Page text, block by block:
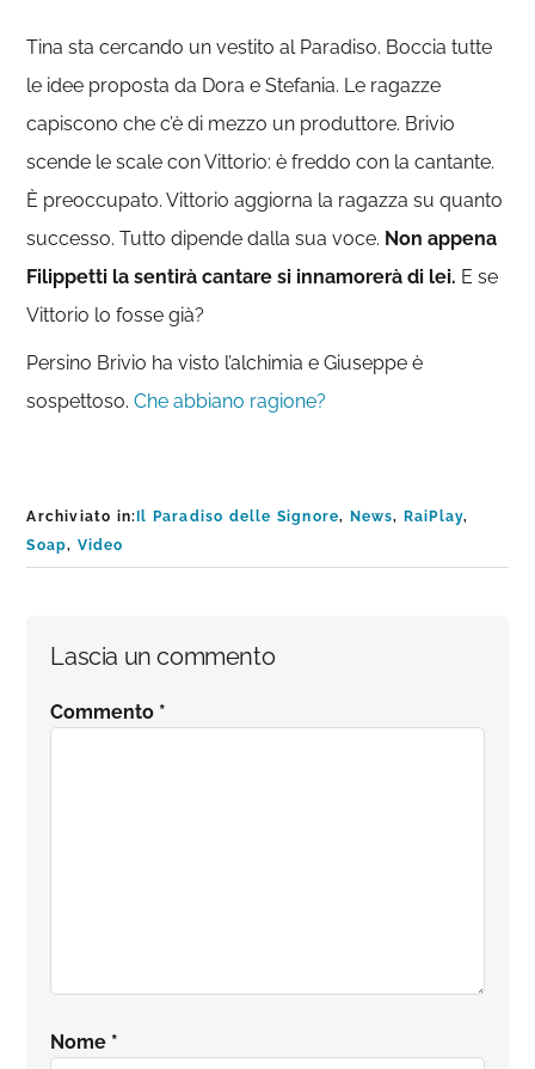
Tina sta cercando un vestito al Paradiso. Boccia tutte
le idee proposta da Dora e Stefania. Le ragazze
capiscono che c’è di mezzo un produttore. Brivio
scende le scale con Vittorio: è freddo con la cantante.
È preoccupato. Vittorio aggiorna la ragazza su quanto
successo. Tutto dipende dalla sua voce. Non appena
Filippetti la sentirà cantare si innamorerà di lei. E se
Vittorio lo fosse già?
Persino Brivio ha visto l’alchimia e Giuseppe è
sospettoso. Che abbiano ragione?
Archiviato in: Il Paradiso delle Signore, News, RaiPlay,
Soap, Video
Interazioni
del
Lascia un commento
Commento *
Nome *